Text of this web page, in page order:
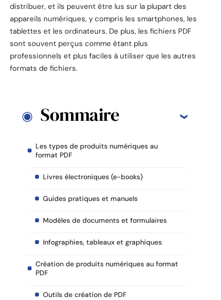
distribuer, et ils peuvent être lus sur la plupart des
appareils numériques, y compris les smartphones, les
tablettes et les ordinateurs. De plus, les fichiers PDF
sont souvent perçus comme étant plus
professionnels et plus faciles à utiliser que les autres
formats de fichiers.
Sommaire
Les types de produits numériques au
format PDF
Livres électroniques (e-books)
Guides pratiques et manuels
Modèles de documents et formulaires
Infographies, tableaux et graphiques
Création de produits numériques au format
PDF
Outils de création de PDF